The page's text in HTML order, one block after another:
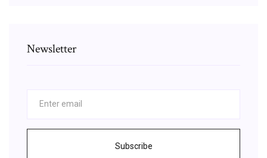
Newsletter
Subscribe